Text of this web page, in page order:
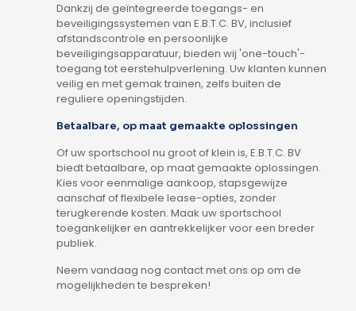
Dankzij de geïntegreerde toegangs- en
beveiligingssystemen van E.B.T.C. BV, inclusief
afstandscontrole en persoonlijke
beveiligingsapparatuur, bieden wij 'one-touch'-
toegang tot eerstehulpverlening. Uw klanten kunnen
veilig en met gemak trainen, zelfs buiten de
reguliere openingstijden.
Betaalbare, op maat gemaakte oplossingen
Of uw sportschool nu groot of klein is, E.B.T.C. BV
biedt betaalbare, op maat gemaakte oplossingen.
Kies voor eenmalige aankoop, stapsgewijze
aanschaf of flexibele lease-opties, zonder
terugkerende kosten. Maak uw sportschool
toegankelijker en aantrekkelijker voor een breder
publiek.
Neem vandaag nog contact met ons op om de
mogelijkheden te bespreken!